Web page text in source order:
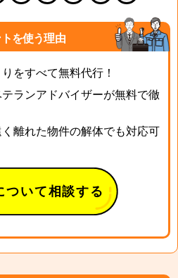
を使う理由
をすべて無料代行！
ランアドバイザーが無料で徹
離れた物件の解体でも対応可
ついて相談する